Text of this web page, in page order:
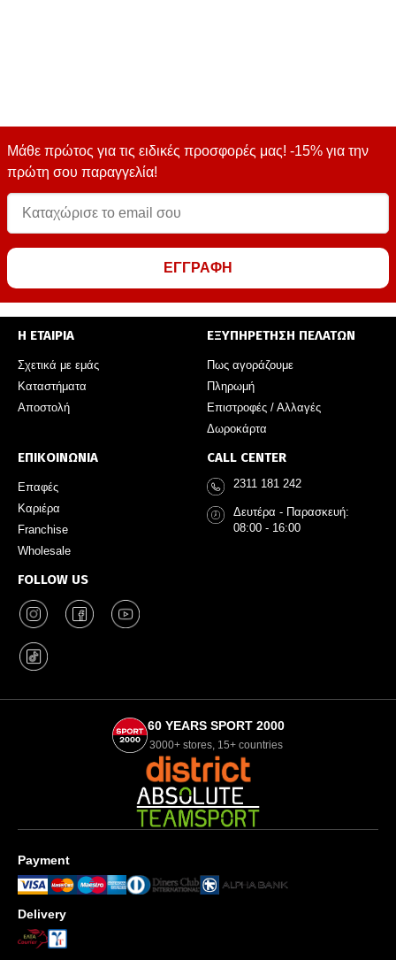
Μάθε πρώτος για τις ειδικές προσφορές μας! -15% για την
πρώτη σου παραγγελία!
ΕΓΓΡΑΦΗ
Η ΕΤΑΙΡΙΑ
Σχετικά με εμάς
Καταστήματα
Αποστολή
ΕΞΥΠΗΡΕΤΗΣΗ ΠΕΛΑΤΩΝ
Πως αγοράζουμε
Πληρωμή
Επιστροφές / Αλλαγές
Δωροκάρτα
ΕΠΙΚΟΙΝΩΝΙΑ
Επαφές
Καριέρα
Franchise
Wholesale
FOLLOW US
CALL CENTER
2311 181 242
Δευτέρα - Παρασκευή:
08:00 - 16:00
60 YEARS SPORT 2000
3000+ stores, 15+ countries
Payment
Delivery